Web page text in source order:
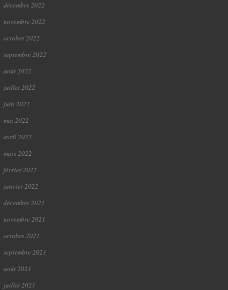
décembre 2022
novembre 2022
octobre 2022
septembre 2022
août 2022
juillet 2022
juin 2022
mai 2022
avril 2022
mars 2022
février 2022
janvier 2022
décembre 2021
novembre 2021
octobre 2021
septembre 2021
août 2021
juillet 2021